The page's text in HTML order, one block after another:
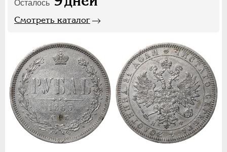
Осталось
Смотреть каталог